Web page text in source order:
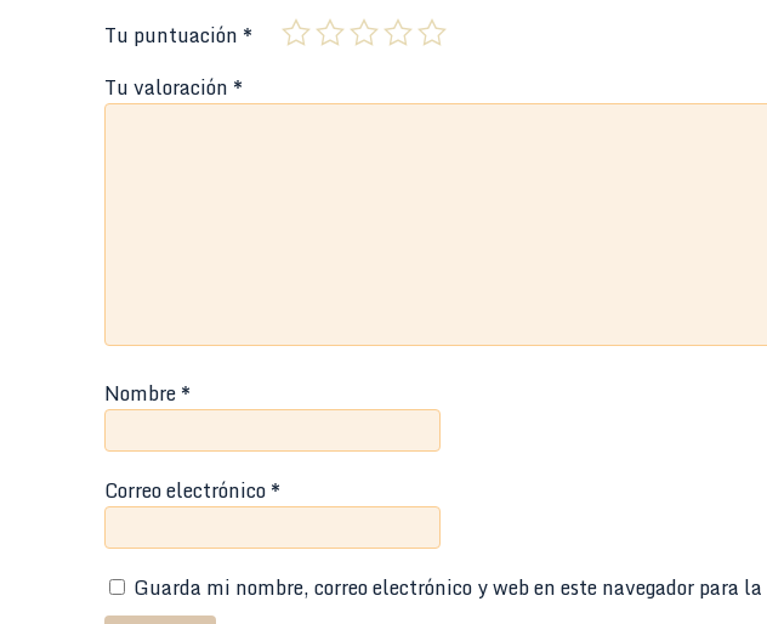
Tu puntuación *
Tu valoración *
Nombre*
Correo electrónico*
Guarda mi nombre, correo electrónico y web en este navegador para